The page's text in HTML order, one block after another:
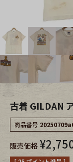
Bottoms
レデ
Tops
Outer
Fafatt
古着 GILDAN
商品番号
販売価格 ¥